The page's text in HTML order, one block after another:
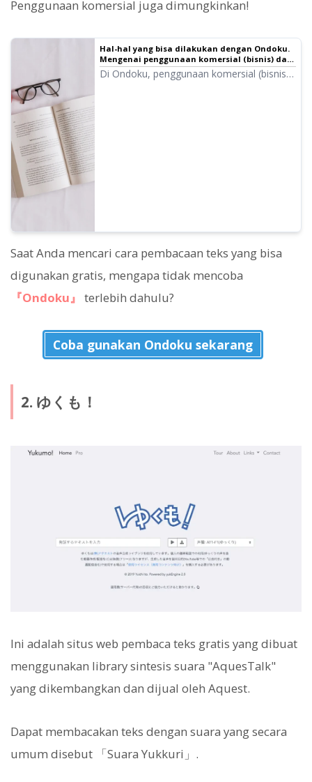
Penggunaan komersial juga dimungkinkan!
Hal-hal yang bisa dilakukan dengan Ondoku.
Mengenai penggunaan komersial (bisnis) dan
hal yang dilarang.
Di Ondoku, penggunaan komersial (bisnis)
Saat Anda mencari cara pembacaan teks yang bisa
digunakan gratis, mengapa tidak mencoba
『Ondoku』 terlebih dahulu?
Coba gunakan Ondoku sekarang
2. ゆくも！
Ini adalah situs web pembaca teks gratis yang dibuat
menggunakan library sintesis suara "AquesTalk"
yang dikembangkan dan dijual oleh Aquest.
Dapat membacakan teks dengan suara yang secara
umum disebut 「Suara Yukkuri」.